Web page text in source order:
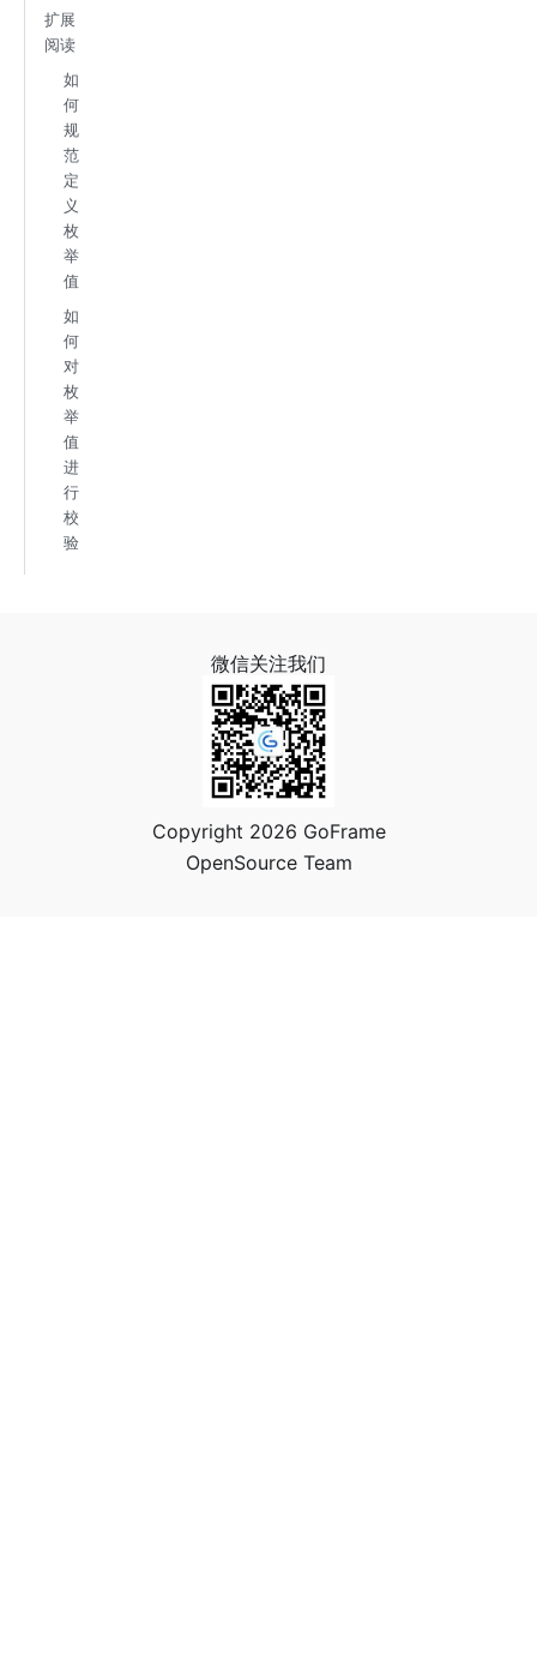
扩展
阅读
如
何
规
范
定
义
枚
举
值
如
何
对
枚
举
值
进
行
校
验
微信关注我们
Copyright 2026 GoFrame
OpenSource Team